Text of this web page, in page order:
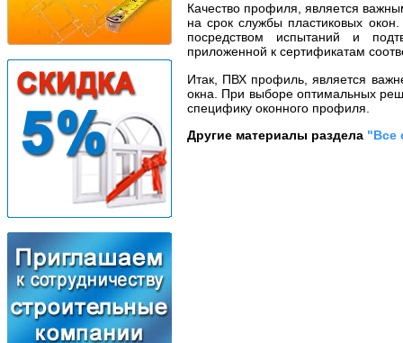
Качество профиля, является
на срок службы пластиковых
посредством испытаний и
приложенной к сертификатам
Итак, ПВХ профиль, является
окна. При выборе оптимальных
специфику оконного профиля.
Другие материалы раздела "Все